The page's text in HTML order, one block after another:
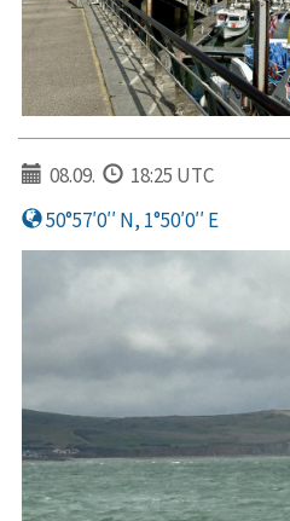
08.09.
18:25 UTC
50°57′0′′ N, 1°50′0′′ E